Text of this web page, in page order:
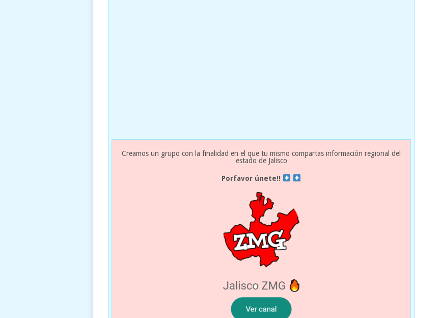
Creamos un grupo con la finalidad en el que tu mismo compartas información regional del
estado de Jalisco
Porfavor únete!!